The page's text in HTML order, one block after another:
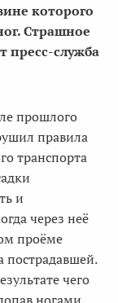
которого
Страшное
пресс-служба
прошлого
правила
транспорта
и
через неё
проёме
пострадавшей.
чего